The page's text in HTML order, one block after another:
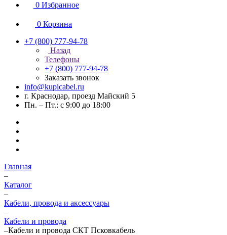
0 Избранное
0 Корзина
+7 (800) 777-94-78
Назад
Телефоны
+7 (800) 777-94-78
Заказать звонок
info@kupicabel.ru
г. Краснодар, проезд Майский 5
Пн. – Пт.: с 9:00 до 18:00
Главная
–
Каталог
–
Кабели, провода и аксессуары
–
Кабели и провода
–Кабели и провода СКТ Псковкабель